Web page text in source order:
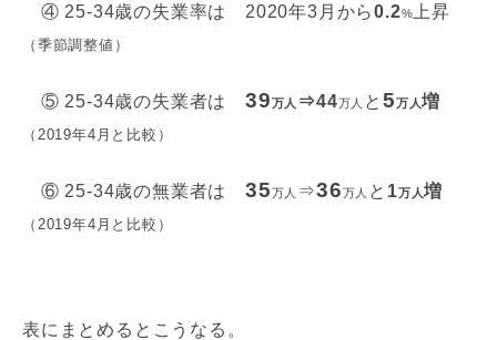
④ 25-34歳の失業率は 2020年3月から0.2% 上昇
（季節調整値）
⑤ 25-34歳の失業者は 39万人 ⇒44万人 と5万人増
（2019年4月と比較）
⑥ 25-34歳の無業者は 35万人 ⇒36万人 と 1万人増
（2019年4月と比較）
表にまとめるとこうなる。